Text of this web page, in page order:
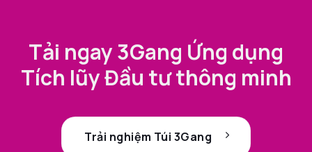
Tải ngay 3Gang Ứng dụng
Tích lũy Đầu tư thông minh
Trải nghiệm Túi 3Gang